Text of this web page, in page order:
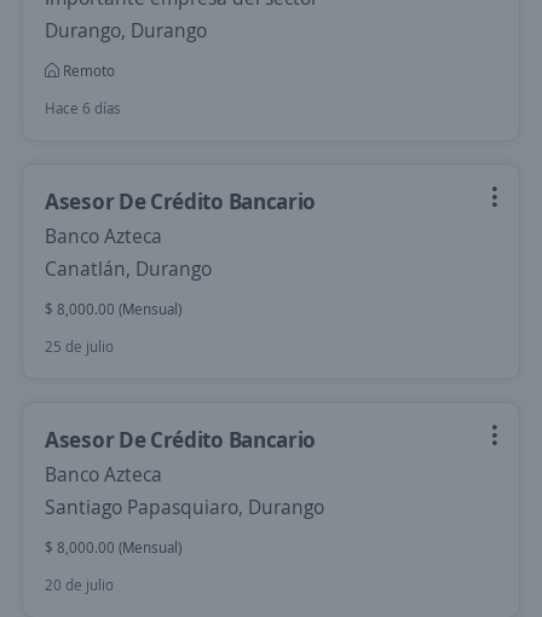
Durango, Durango
Remoto
Hace 6 días
Asesor De Crédito Bancario
Banco Azteca
Canatlán, Durango
$ 8,000.00 (Mensual)
25 de julio
Asesor De Crédito Bancario
Banco Azteca
Santiago Papasquiaro, Durango
$ 8,000.00 (Mensual)
20 de julio